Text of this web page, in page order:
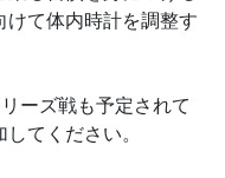
けて体内時計を調整す
ーズ戦も予定されて
てください。